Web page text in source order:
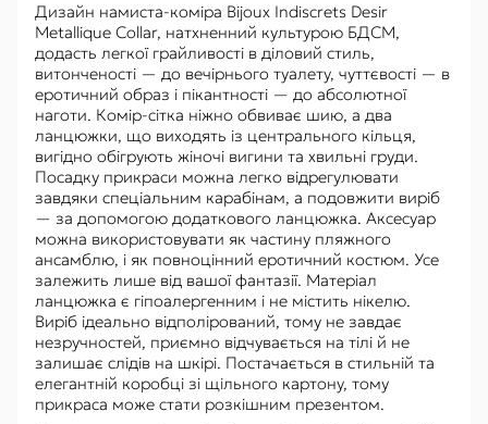
Дизайн намиста-коміра Bijoux Indiscrets Desir
Metallique Collar, натхненний культурою БДСМ,
додасть легкої грайливості в діловий стиль,
витонченості — до вечірнього туалету, чуттєвості — в
еротичний образ і пікантності — до абсолютної
наготи. Комір-сітка ніжно обвиває шию, а два
ланцюжки, що виходять із центрального кільця,
вигідно обігрують жіночі вигини та хвильні груди.
Посадку прикраси можна легко відрегулювати
завдяки спеціальним карабінам, а подовжити виріб
— за допомогою додаткового ланцюжка. Аксесуар
можна використовувати як частину пляжного
ансамблю, і як повноцінний еротичний костюм. Усе
залежить лише від вашої фантазії. Матеріал
ланцюжка є гіпоалергенним і не містить нікелю.
Виріб ідеально відполірований, тому не завдає
незручностей, приємно відчувається на тілі й не
залишає слідів на шкірі. Постачається в стильній та
елегантній коробці зі щільного картону, тому
прикраса може стати розкішним презентом.